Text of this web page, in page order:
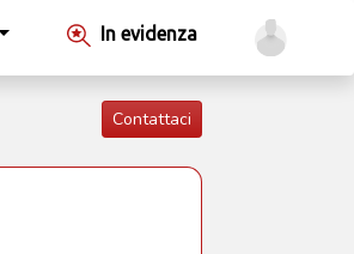
In evidenza
Contattaci